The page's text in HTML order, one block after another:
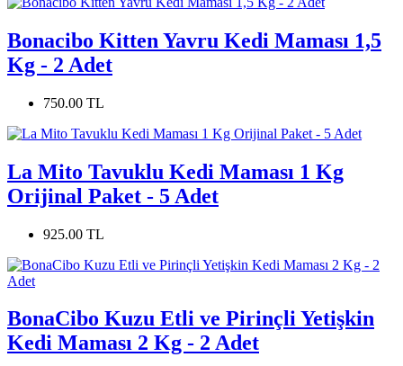
Bonacibo Kitten Yavru Kedi Maması 1,5
Kg - 2 Adet
750.00 TL
La Mito Tavuklu Kedi Maması 1 Kg
Orijinal Paket - 5 Adet
925.00 TL
BonaCibo Kuzu Etli ve Pirinçli Yetişkin
Kedi Maması 2 Kg - 2 Adet